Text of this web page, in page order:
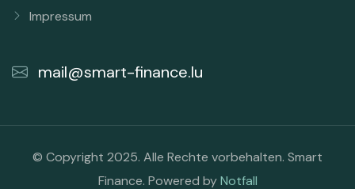
Impressum
mail@smart-finance.lu
© Copyright 2025. Alle Rechte vorbehalten. Smart
Finance. Powered byNotfall